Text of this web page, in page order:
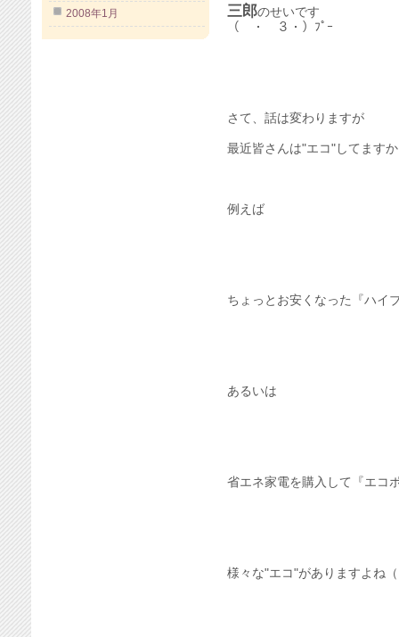
2008年1月
三郎のせいです
（ ・ ３・）ﾌﾟｰ
さて、話は変わりますが
最近皆さんは"エコ"してます
例えば
ちょっとお安くなった『ハイ
あるいは
省エネ家電を購入して『エコ
様々な"エコ"がありますよね